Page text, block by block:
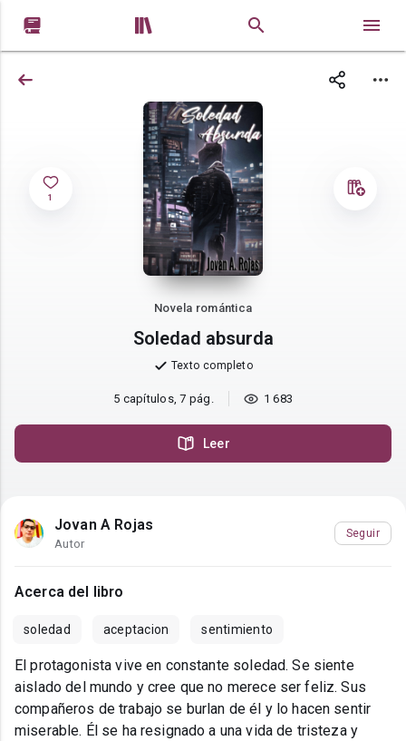
 
1
Novela romántica
Soledad absurda
Texto completo
5 capítulos, 7 pág. 1 683
Leer
Jovan A Rojas
Autor
Seguir
Acerca del libro
soledad aceptacion sentimiento
El protagonista vive en constante soledad. Se siente
aislado del mundo y cree que no merece ser feliz. Sus
compañeros de trabajo se burlan de él y lo hacen sentir
miserable. Él se ha resignado a una vida de tristeza y